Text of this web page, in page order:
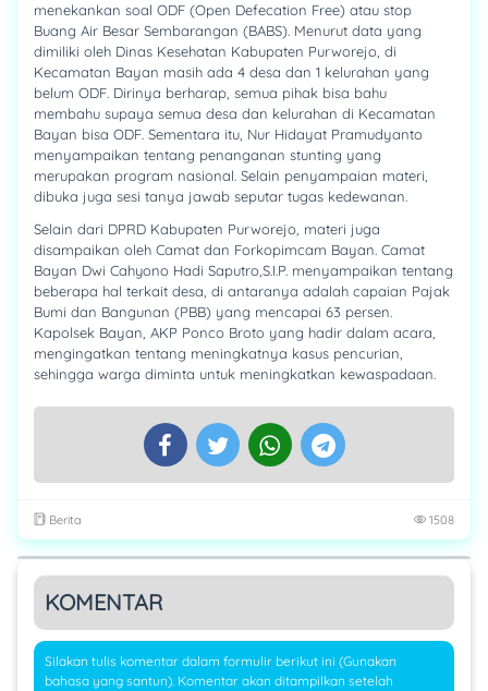
menekankan soal ODF (Open Defecation Free) atau stop
Buang Air Besar Sembarangan (BABS). Menurut data yang
dimiliki oleh Dinas Kesehatan Kabupaten Purworejo, di
Kecamatan Bayan masih ada 4 desa dan 1 kelurahan yang
belum ODF. Dirinya berharap, semua pihak bisa bahu
membahu supaya semua desa dan kelurahan di Kecamatan
Bayan bisa ODF. Sementara itu, Nur Hidayat Pramudyanto
menyampaikan tentang penanganan stunting yang
merupakan program nasional. Selain penyampaian materi,
dibuka juga sesi tanya jawab seputar tugas kedewanan.
Selain dari DPRD Kabupaten Purworejo, materi juga
disampaikan oleh Camat dan Forkopimcam Bayan. Camat
Bayan Dwi Cahyono Hadi Saputro,S.I.P. menyampaikan tentang
beberapa hal terkait desa, di antaranya adalah capaian Pajak
Bumi dan Bangunan (PBB) yang mencapai 63 persen.
Kapolsek Bayan, AKP Ponco Broto yang hadir dalam acara,
mengingatkan tentang meningkatnya kasus pencurian,
sehingga warga diminta untuk meningkatkan kewaspadaan.
Berita 1508
KOMENTAR
Silakan tulis komentar dalam formulir berikut ini (Gunakan
bahasa yang santun). Komentar akan ditampilkan setelah